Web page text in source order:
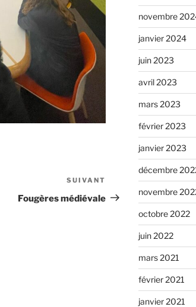
SUIVANT
Fougères médiévale
novembre
janvier 2024
juin 2023
avril 2023
mars 2023
février 2023
janvier 2023
décembre
novembre
octobre 2022
juin 2022
mars 2021
février 2021
janvier 2021